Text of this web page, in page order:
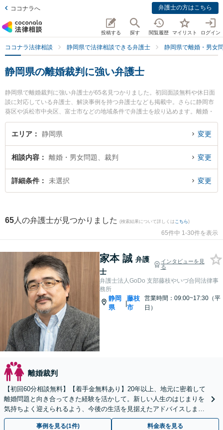
ココナラへ 弁護士の方はこちら
投稿する 探す 閲覧履歴 マイリスト ログイン
ココナラ法律相談 静岡県で法律相談できる弁護士 静岡県で離婚・男女
静岡県の離婚裁判に強い弁護士
静岡県で離婚裁判に強い弁護士が65名見つかりました。初回面談無料や休日面
談に対応している弁護士、解決事例を持つ弁護士なども掲載中。さらに静岡市
葵区や浜松市中央区、富士市などの地域条件で弁護士を絞り込めます。離婚・
男女問題に関係する財産分与や養育費、親権等の細かな分野での絞り込み検索
もでき便利です。特に弁護士法人GoDo 支部藤枝やいづ合同法律事務所の家本
れています。『静岡県で土日や夜間に発生した離婚裁判のトラブルを今すぐに
弁護士に相談したい』『離婚裁判のトラブル解決の実績豊富な近くの弁護士を
検索したい』『初回相談無料で離婚裁判を法律相談できる静岡県内の弁護士に
エリア 静岡県 変更
相談内容 離婚・男女問題、裁判 変更
詳細条件 未選択 変更
65 人の弁護士が見つかりました (検索結果について詳しくは こちら)
65件中 1-30件を表示
家本 誠 弁護
士
インタビューを見
る
弁護士法人GoDo 支部藤枝やいづ合同法律事
務所
静岡
県
|
藤枝
市
営業時間：09:00~17:30（平
日）
離婚裁判
【初回60分相談無料】【着手金無料あり】20年以上、地元に密着して
離婚問題と向き合ってきた経験を活かして。新しい人生のはじまりを
気持ちよく迎えられるよう、今後の生活を見据えたアドバイスします
【当日／休日／夜間／電話相談可】【全国出張対応】
事例を見る(1件) 料金表を見る